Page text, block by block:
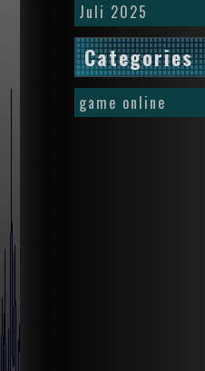
Juli 2025
Categories
game online